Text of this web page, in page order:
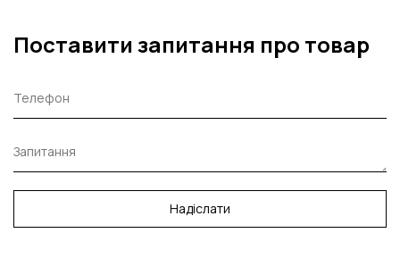
Поставити запитання про товар
Надіслати